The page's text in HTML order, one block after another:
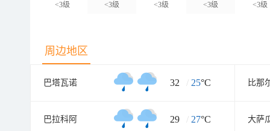
<3级 <3级 <3级 <3级 <3级
周边地区
巴塔瓦诺 32 / 25°C 比那
巴拉科阿 29 / 27°C 大萨